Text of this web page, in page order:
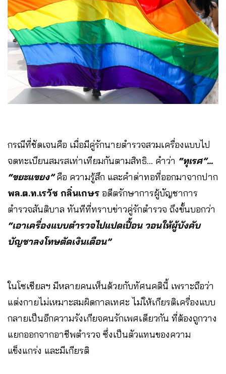
กรณีที่ชัดเจนคือ เมื่อมีคู่รักนายตำรวจสวมเครื่องแบบไป
จดทะเบียนสมรสเท่าเทียมกันตามสิทธิ… คำว่า “ทุเรศ”…
“ขยะแขยง” คือ ความรู้สึก และคำด่าทอที่ออกมาจากปาก
พล.ต.ท.เรวัช กลิ่นเกษร อดีตรักษาการผู้บัญชาการ
ตำรวจสันติบาล ทันทีที่ทราบข่าวคู่รักตำรวจ ถึงขั้นบอกว่า
“เอาเครื่องแบบตำรวจไปแปดเปื้อน วอนให้ผู้บังคับ
บัญชาลงโทษตัดเงินเดือน”
ในโซเชียลฯ มีหลายคนเห็นด้วยกับทัศนคตินี้ เพราะถือว่า
แต่งกายไม่เหมาะสมผิดกาลเทศะ ไม่ให้เกียรติเครื่องแบบ
กลายเป็นอีกความรังเกียจคนรักเพศเดียวกัน ที่ต้องถูกวาง
แยกออกจากอาชีพตำรวจ ซึ่งเป็นตัวแทนของความ
แข็งแกร่ง และมีเกียรติ